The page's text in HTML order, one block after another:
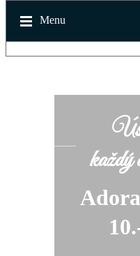
Menu
každý